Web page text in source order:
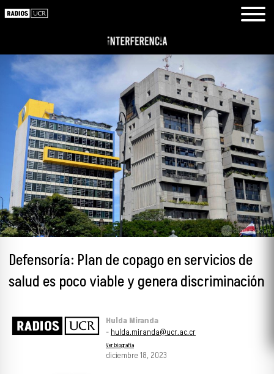
Defensoría: Plan de copago en servicios de
salud es poco viable y genera discriminación
Hulda Miranda
- hulda.miranda@ucr.ac.cr
Ver biografía
diciembre 18, 2023